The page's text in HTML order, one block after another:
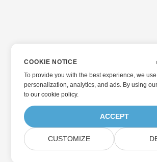
COOKIE NOTICE
To provide you with the best experience, we
personalization, analytics, and ads. By using
toour cookie policy.
ACCEPT
CUSTOMIZE